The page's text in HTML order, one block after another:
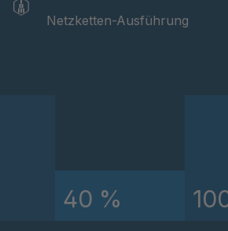
Netzketten-Ausführung
40 %